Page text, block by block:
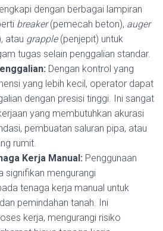
dengan berbagai lampiran
breaker(pemecah beton), auger
atau grapple(penjepit) untuk
tugas selain penggalian standar.
Dengan kontrol yang
yang lebih kecil, operator dapat
dengan presisi tinggi. Ini sangat
yang membutuhkan akurasi
pembuatan saluran pipa, atau
rumit.
Kerja Manual: Penggunaan
signifikan mengurangi
tenaga kerja manual untuk
pemindahan tanah. Ini
kerja, mengurangi risiko